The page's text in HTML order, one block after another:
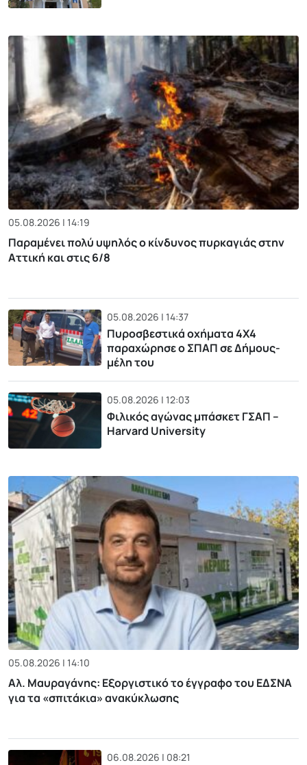
05.08.2026 | 14:19
Παραμένει πολύ υψηλός ο κίνδυνος πυρκαγιάς στην
Αττική και στις 6/8
05.08.2026 | 14:37
Πυροσβεστικά οχήματα 4Χ4
παραχώρησε ο ΣΠΑΠ σε Δήμους-
μέλη του
05.08.2026 | 12:03
Φιλικός αγώνας μπάσκετ ΓΣΑΠ –
Harvard University
05.08.2026 | 14:10
Αλ. Μαυραγάνης: Εξοργιστικό το έγγραφο του ΕΔΣΝΑ
για τα «σπιτάκια» ανακύκλωσης
06.08.2026 | 08:21